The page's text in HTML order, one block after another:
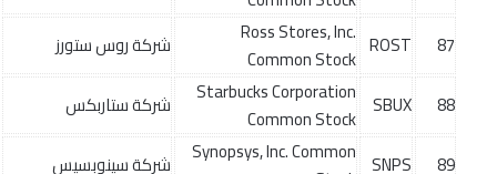
87
ROST
Ross Stores, Inc.
Common Stock
شركة روس ستورز
88
SBUX
Starbucks Corporation
Common Stock
شركة ستاربكس
89
SNPS
Synopsys, Inc. Common
شركة سينوبسيس